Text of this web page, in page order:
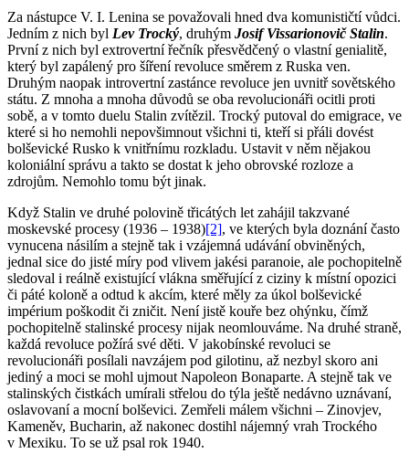
Za nástupce V. I. Lenina se považovali hned dva komunističtí vůdci.
Jedním z nich byl Lev Trocký, druhým Josif Vissarionovič Stalin.
První z nich byl extrovertní řečník přesvědčený o vlastní genialitě,
který byl zapálený pro šíření revoluce směrem z Ruska ven.
Druhým naopak introvertní zastánce revoluce jen uvnitř sovětského
státu. Z mnoha a mnoha důvodů se oba revolucionáři ocitli proti
sobě, a v tomto duelu Stalin zvítězil. Trocký putoval do emigrace, ve
které si ho nemohli nepovšimnout všichni ti, kteří si přáli dovést
bolševické Rusko k vnitřnímu rozkladu. Ustavit v něm nějakou
koloniální správu a takto se dostat k jeho obrovské rozloze a
zdrojům. Nemohlo tomu být jinak.
Když Stalin ve druhé polovině třicátých let zahájil takzvané
moskevské procesy (1936 – 1938)[2], ve kterých byla doznání často
vynucena násilím a stejně tak i vzájemná udávání obviněných,
jednal sice do jisté míry pod vlivem jakési paranoie, ale pochopitelně
sledoval i reálně existující vlákna směřující z ciziny k místní opozici
či páté koloně a odtud k akcím, které měly za úkol bolševické
impérium poškodit či zničit. Není jistě kouře bez ohýnku, čímž
pochopitelně stalinské procesy nijak neomlouváme. Na druhé straně,
každá revoluce požírá své děti. V jakobínské revoluci se
revolucionáři posílali navzájem pod gilotinu, až nezbyl skoro ani
jediný a moci se mohl ujmout Napoleon Bonaparte. A stejně tak ve
stalinských čistkách umírali střelou do týla ještě nedávno uznávaní,
oslavovaní a mocní bolševici. Zemřeli málem všichni – Zinovjev,
Kameněv, Bucharin, až nakonec dostihl nájemný vrah Trockého
v Mexiku. To se už psal rok 1940.